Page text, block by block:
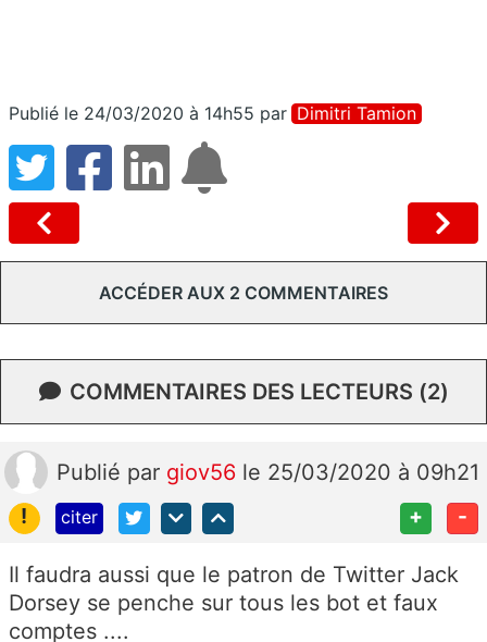
Publié le 24/03/2020 à 14h55 par Dimitri Tamion
ACCÉDER AUX 2 COMMENTAIRES
COMMENTAIRES DES LECTEURS (2)
Publié par giov56 le 25/03/2020 à 09h21
!
citer + -
Il faudra aussi que le patron de Twitter Jack
Dorsey se penche sur tous les bot et faux
comptes ....